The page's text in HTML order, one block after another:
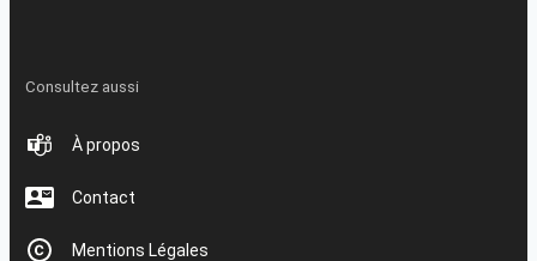
Consultez aussi
À propos
Contact
Mentions Légales